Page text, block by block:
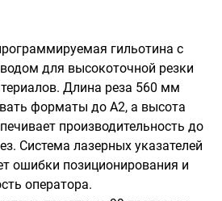
гильотина с
для высокоточной резки
Длина реза 560 мм
форматы до А2, а высота
производительность до
Система лазерных указателей
ошибки позиционирования и
оператора.